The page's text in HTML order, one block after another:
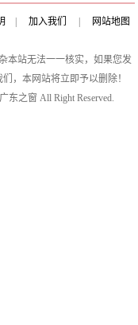
加入我们
网站地图
本站无法一一核实，如果您发
，本网站将立即予以删除！
东之窗 All Right Reserved.